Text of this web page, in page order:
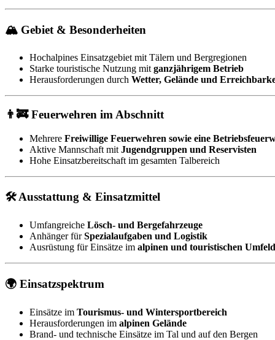
🏔 Gebiet & Besonderheiten
Hochalpines Einsatzgebiet mit Tälern und Bergregionen
Starke touristische Nutzung mit ganzjährigem Betrieb
Herausforderungen durch Wetter, Gelände und
👨‍🚒 Feuerwehren im Abschnitt
Mehrere Freiwillige Feuerwehren sowie eine
Aktive Mannschaft mit Jugendgruppen und Reservisten
Hohe Einsatzbereitschaft im gesamten Talbereich
🛠 Ausstattung & Einsatzmittel
Umfangreiche Lösch- und Bergefahrzeuge
Anhänger fürSpezialaufgaben und Logistik
Ausrüstung für Einsätze im alpinen und touristischen Umfeld
🌍 Einsatzspektrum
Einsätze im Tourismus- und Wintersportbereich
Herausforderungen im alpinen Gelände
Brand- und technische Einsätze im Tal und auf den Bergen